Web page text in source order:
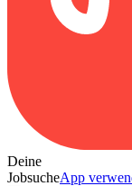
Deine
JobsucheApp